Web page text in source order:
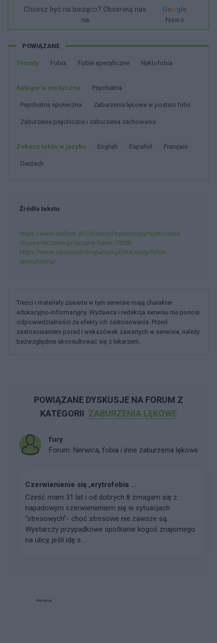
Chcesz być na bieżąco? Obserwuj nas
na
Google
News
POWIĄZANE
Tematy Fobia Fobie specyficzne Nyktofobia
Kategorie medyczne Psychiatria
Psychiatria społeczna Zaburzenia lękowe w postaci fobii
Zaburzenia psychiczne i zaburzenia zachowania
Zobacz także w języku english español français
deutsch
Źródła tekstu
https://www.chillizet.pl/Zdrowie/Psychologia/Nyktofobia-
objawy-leczenie-przyczyny-fobie-10288
https://www.centrumdobrejterapii.pl/materialy/fobia-
specyficzna/
Treści i materiały zawarte w tym serwisie mają charakter
edukacyjno-informacyjny. Wydawca i redakcja serwisu nie ponosi
odpowiedzialności za efekty ich zastosowania. Przed
zastosowaniem porad i wskazówek zawartych w serwisie, należy
bezwzględnie skonsultować się z lekarzem.
POWIĄZANE DYSKUSJE NA FORUM Z
KATEGORII ZABURZENIA LĘKOWE
fury
Forum: Nerwica, fobia i inne zaburzenia lękowe
Czerwienienie się ,erytrofobia ...
Cześć mam 31 lat i od dobrych 8 zmagam się z
napadowym czerwienieniem się w sytuacjach
"stresowych"- choć stresowe nie zawsze są.
Wystarczy przypadkowe spotkanie kogoś znajomego
na ulicy, jeśli idę s...
Reklama: